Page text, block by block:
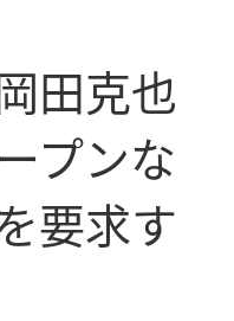
田克也
プンな
要求す